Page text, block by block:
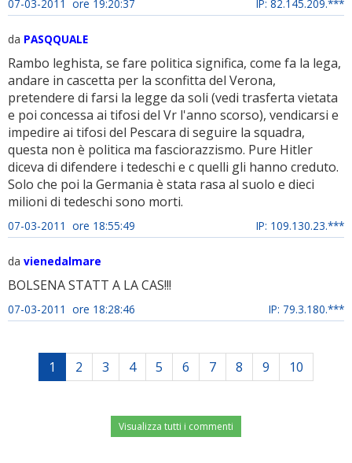
07-03-2011 ore 19:20:37 IP: 82.145.209.***
da PASQQUALE
Rambo leghista, se fare politica significa, come fa la lega,
andare in cascetta per la sconfitta del Verona,
pretendere di farsi la legge da soli (vedi trasferta vietata
e poi concessa ai tifosi del Vr l'anno scorso), vendicarsi e
impedire ai tifosi del Pescara di seguire la squadra,
questa non è politica ma fasciorazzismo. Pure Hitler
diceva di difendere i tedeschi e c quelli gli hanno creduto.
Solo che poi la Germania è stata rasa al suolo e dieci
milioni di tedeschi sono morti.
07-03-2011 ore 18:55:49 IP: 109.130.23.***
da vienedalmare
BOLSENA STATT A LA CAS!!!
07-03-2011 ore 18:28:46 IP: 79.3.180.***
1 2 3 4 5 6 7 8 9 10
Visualizza tutti i commenti